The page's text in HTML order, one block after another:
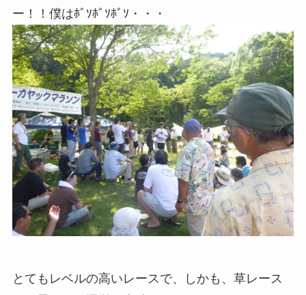
ー！！僕はﾎﾞｿﾎﾞｿﾎﾞｿ・・・
とてもレベルの高いレースで、しかも、草レース